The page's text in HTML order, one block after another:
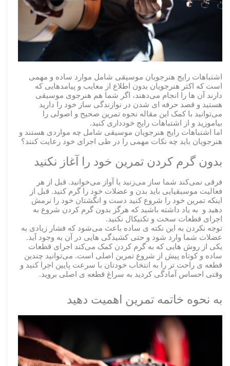
اشتباهات رایج هنرجویان موسیقی شامل موارد ساده و مهمی
است که اکثر هنرجویان بدون اطلاع از معایب و پیامدهایی که
دارند آن ها را انجام می‌دهند، اگر شما هم هنرجوی موسیقی
هستید و قصد حرفه ای شدن در نوازندگی ساز خود را دارید
می‌توانید با کمک این مقاله نحوه تمرین صحیح و اصولی را
بیاموزید و از اشتباهات رایج خودداری کنید.
اما اشتباهات رایج هنرجویان موسیقی شامل چه مواردی هستند و
هنرجویان باید چه نکات مهمی را در طی اجرای خود رعایت کنند؟
بدون گرم کردن تمرین خود را آغاز نکنید
فرقی نمی‌کند شما ساز می‌زنید یا آواز می‌خوانید. قبل از هر
فعالیت موسیقیایی باید بدن و عضلات خود را گرم کنید. قبل از
اینکه تمرین خود را شروع کنید دست و انگشتان خود را نرمش
دهید و به یاد داشته باشید که هرگز بدون گرم کردن شروع به
اجرای قطعات سخت و تکنیکال نکنید.
توجه نکردن به این نکته ی ساده باعث می‌شود که فشار زیادی به
عضلات شما وارد شود و حتی کشیدگی هایی در آن به وجود آید.
یکی از روش هایی که به گرم کردن کمک می‌کند اجرای قطعات
ساده و کوتاه پیش از شروع تمرین اصلی است. می‌توانید چندین
قطعه ی راحت تر را به انتخاب خودتان با سرعت پایین اجرا کنید و
وقتی احساس آمادگی کردید به سراغ قطعه ی اصلی بروید.
به نحوه خاتمه تمرین اهمیت دهید